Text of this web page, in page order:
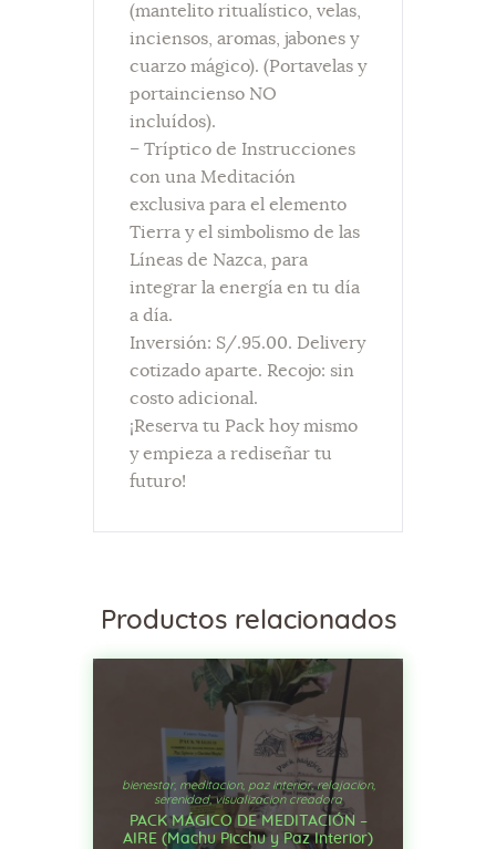
(mantelito ritualístico, velas,
inciensos, aromas, jabones y
cuarzo mágico). (Portavelas y
portaincienso NO
incluídos).
– Tríptico de Instrucciones
con una Meditación
exclusiva para el elemento
Tierra y el simbolismo de las
Líneas de Nazca, para
integrar la energía en tu día
a día.
Inversión: S/.95.00. Delivery
cotizado aparte. Recojo: sin
costo adicional.
¡Reserva tu Pack hoy mismo
y empieza a rediseñar tu
futuro!
Productos relacionados
bienestar, meditacion, paz interior,relajacion,
serenidad,visualizacion creadora
PACK MÁGICO DE MEDITACIÓN –
AIRE (Machu Picchu y Paz Interior)